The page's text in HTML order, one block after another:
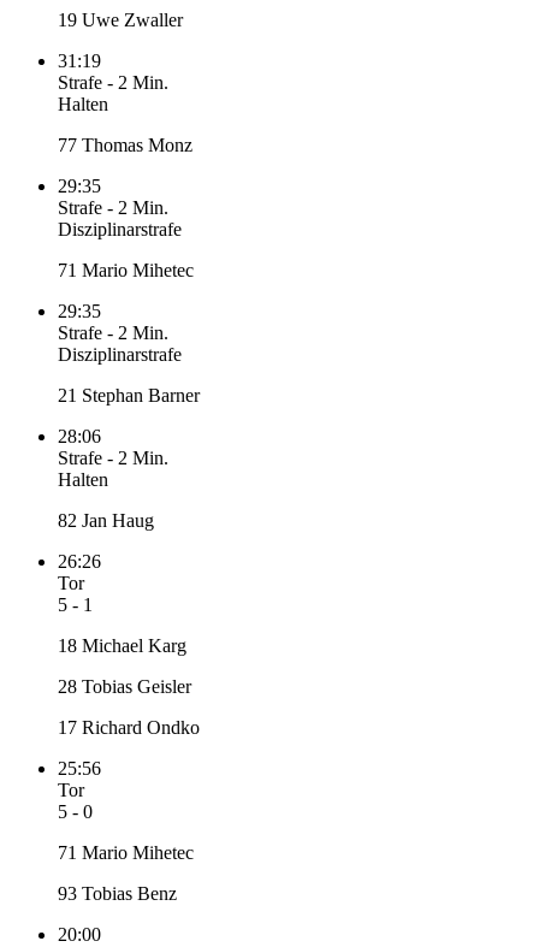
19 Uwe Zwaller
31:19
Strafe - 2 Min.
Halten
77 Thomas Monz
29:35
Strafe - 2 Min.
Disziplinarstrafe
71 Mario Mihetec
29:35
Strafe - 2 Min.
Disziplinarstrafe
21 Stephan Barner
28:06
Strafe - 2 Min.
Halten
82 Jan Haug
26:26
Tor
5 - 1
18 Michael Karg
28 Tobias Geisler
17 Richard Ondko
25:56
Tor
5 - 0
71 Mario Mihetec
93 Tobias Benz
20:00